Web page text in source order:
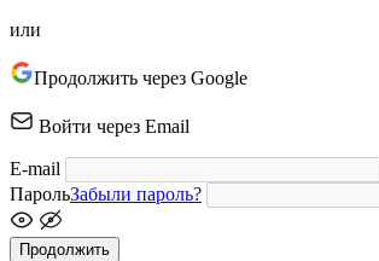
или
Продолжить через Google
Войти через Email
E-mail
ПарольЗабыли пароль?
Продолжить